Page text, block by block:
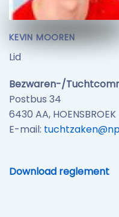
KEVIN MOOREN
Lid
Bezwaren-/
Postbus 34
6430 AA, HOENSBROEK
E-mail:
Download reglement